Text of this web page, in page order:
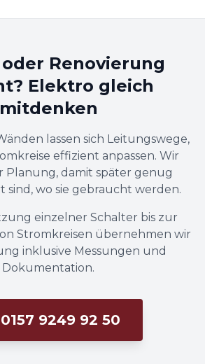
Renovierung
Elektro gleich
mitdenken
lassen sich Leitungswege,
effizient anpassen. Wir
Planung, damit später genug
sind, wo sie gebraucht werden.
einzelner Schalter bis zur
Stromkreisen übernehmen wir
inklusive Messungen und
Dokumentation.
0157 9249 92 50